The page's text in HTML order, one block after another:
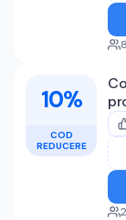
8
10%
COD
REDUCERE
2